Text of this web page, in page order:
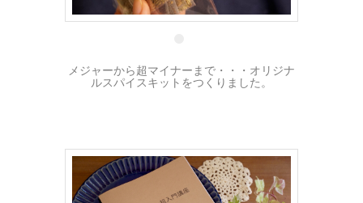
29 6月
メジャーから超マイナーまで・・・オリジナ
ルスパイスキットをつくりました。